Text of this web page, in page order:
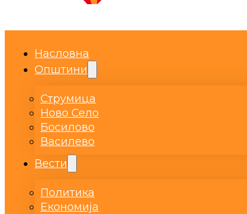
Насловна
Општини
Струмица
Ново Село
Босилово
Василево
Вести
Политика
Економија